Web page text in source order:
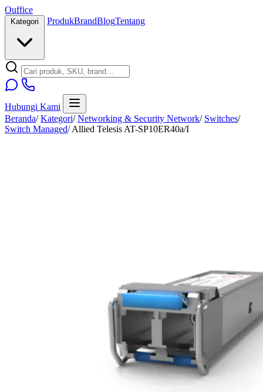
Ouffice
ProdukBrandBlogTentang
Hubungi Kami
Beranda/ Kategori/ Networking & Security Network/ Switches/
Switch Managed/ Allied Telesis AT-SP10ER40a/I